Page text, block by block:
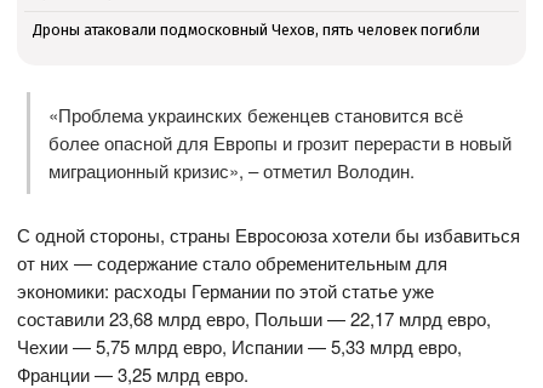
Дроны атаковали подмосковный Чехов, пять человек погибли
«Проблема украинских беженцев становится всё
более опасной для Европы и грозит перерасти в новый
миграционный кризис», – отметил Володин.
С одной стороны, страны Евросоюза хотели бы избавиться
от них — содержание стало обременительным для
экономики: расходы Германии по этой статье уже
составили 23,68 млрд евро, Польши — 22,17 млрд евро,
Чехии — 5,75 млрд евро, Испании — 5,33 млрд евро,
Франции — 3,25 млрд евро.